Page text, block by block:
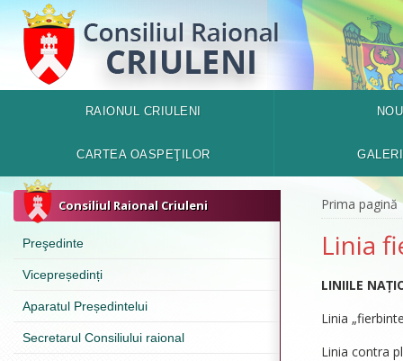
RAIONUL CRIULENI
CARTEA OASPEŢILOR
Consiliul Raional Criuleni
Preşedinte
Vicepreședinți
Aparatul Președintelui
Secretarul Consiliului raional
Prima pagină
Linia
LINIILE
Linia
Linia contra